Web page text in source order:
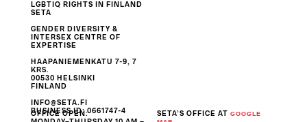
LGBTIQ RIGHTS IN FINLAND
SETA
GENDER DIVERSITY &
INTERSEX CENTRE OF
EXPERTISE
HAAPANIEMENKATU 7-9, 7
KRS.
00530 HELSINKI
FINLAND
INFO@SETA.FI
BUSINESS ID: 0661747-4
OFFICE OPEN:
SETA’S OFFICE AT GOOGLE